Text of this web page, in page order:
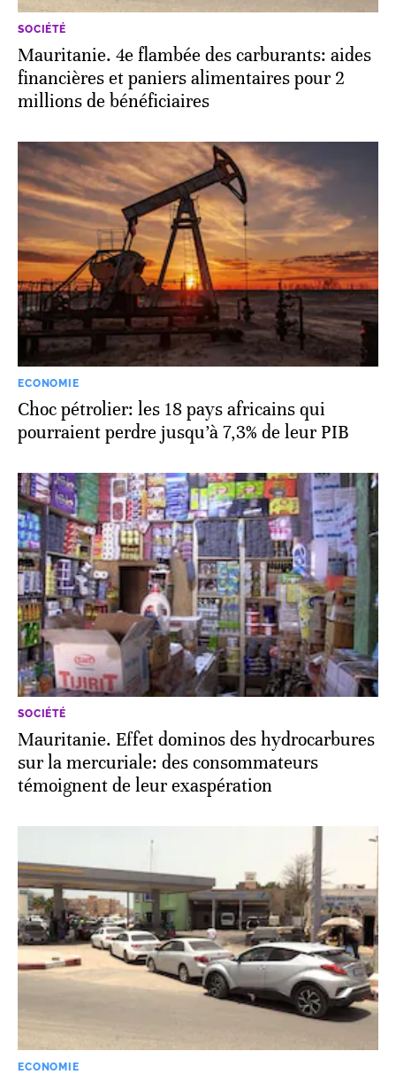
SOCIÉTÉ
Mauritanie. 4e flambée des carburants: aides
financières et paniers alimentaires pour 2
millions de bénéficiaires
ECONOMIE
Choc pétrolier: les 18 pays africains qui
pourraient perdre jusqu’à 7,3% de leur PIB
SOCIÉTÉ
Mauritanie. Effet dominos des hydrocarbures
sur la mercuriale: des consommateurs
témoignent de leur exaspération
ECONOMIE